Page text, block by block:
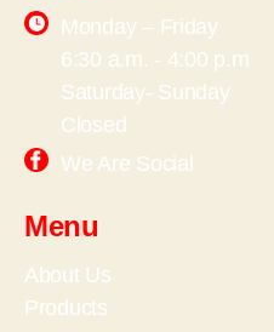
Monday – Friday
6:30 a.m. - 4:00 p.m
Saturday- Sunday
Closed
We Are Social
Menu
About Us
Products